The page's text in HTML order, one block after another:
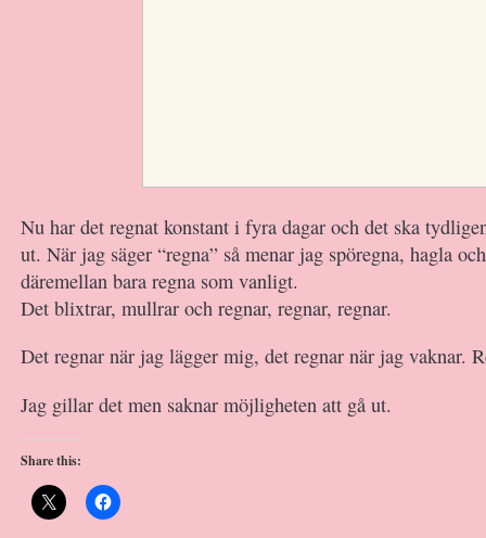
Nu har det regnat konstant i fyra dagar och det ska
ut. När jag säger “regna” så menar jag spöregna, hagla
däremellan bara regna som vanligt.
Det blixtrar, mullrar och regnar, regnar, regnar.
Det regnar när jag lägger mig, det regnar när jag vaknar.
Jag gillar det men saknar möjligheten att gå ut.
Share this: